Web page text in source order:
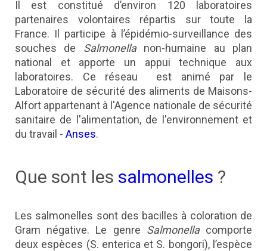
Il est constitué d’environ 120 laboratoires
partenaires volontaires répartis sur toute la
France. Il participe à l’épidémio-surveillance des
souches de Salmonella non-humaine au plan
national et apporte un appui technique aux
laboratoires. Ce réseau est animé par le
Laboratoire de sécurité des aliments de Maisons-
Alfort appartenant à l'Agence nationale de sécurité
sanitaire de l'alimentation, de l'environnement et
du travail - Anses.
Que sont les salmonelles ?
Les salmonelles sont des bacilles à coloration de
Gram négative. Le genre Salmonellacomporte
deux espèces (S. enterica et S. bongori), l’espèce